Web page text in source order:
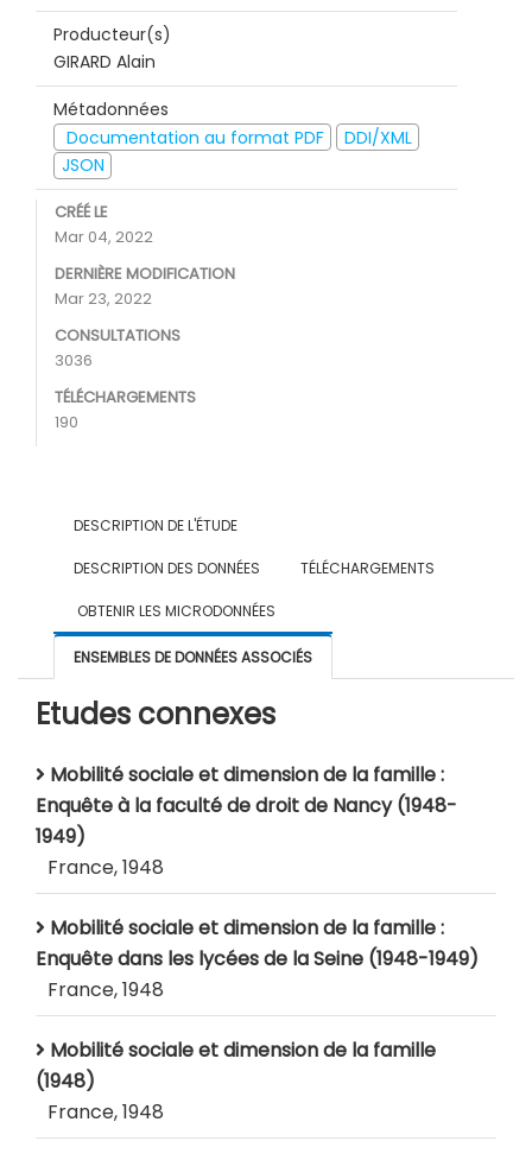
Producteur(s)
GIRARD Alain
Métadonnées
Documentation au format PDF
DDI/XML
JSON
CRÉÉ LE
Mar 04, 2022
DERNIÈRE MODIFICATION
Mar 23, 2022
CONSULTATIONS
3036
TÉLÉCHARGEMENTS
190
DESCRIPTION DE L'ÉTUDE
DESCRIPTION DES DONNÉES TÉLÉCHARGEMENTS
OBTENIR LES MICRODONNÉES
ENSEMBLES DE DONNÉES ASSOCIÉS
Etudes connexes
Mobilité sociale et dimension de la famille :
Enquête à la faculté de droit de Nancy (1948-
1949)
France, 1948
Mobilité sociale et dimension de la famille :
Enquête dans les lycées de la Seine (1948-1949)
France, 1948
Mobilité sociale et dimension de la famille
(1948)
France, 1948